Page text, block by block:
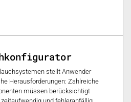
stellt Anwender
Herausforderungen: Zahlreiche
müssen berücksichtigt
und fehleranfällig